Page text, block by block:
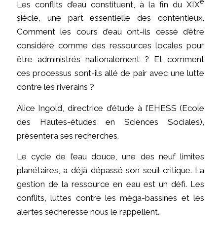
Les conflits d’eau constituent, à la fin du XIX
siècle, une part essentielle des contentieux.
Comment les cours d’eau ont-ils cessé d’être
considéré comme des ressources locales pour
être administrés nationalement ? Et comment
ces processus sont-ils allé de pair avec une lutte
contre les riverains ?
Alice Ingold, directrice d’étude à l’EHESS (Ecole
des Hautes-études en Sciences Sociales),
présentera ses recherches.
Le cycle de l’eau douce, une des neuf limites
planétaires, a déjà dépassé son seuil critique. La
gestion de la ressource en eau est un défi. Les
conflits, luttes contre les méga-bassines et les
alertes sécheresse nous le rappellent.